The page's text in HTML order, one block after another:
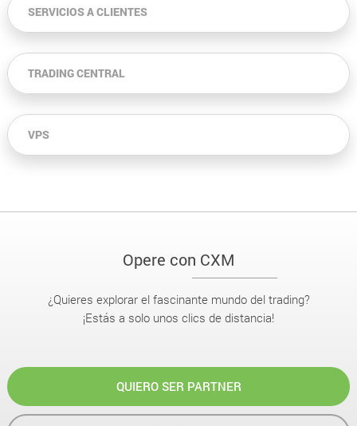
SERVICIOS A CLIENTES
TRADING CENTRAL
VPS
Opere con CXM
¿Quieres explorar el fascinante mundo del trading?
¡Estás a solo unos clics de distancia!
QUIERO SER PARTNER